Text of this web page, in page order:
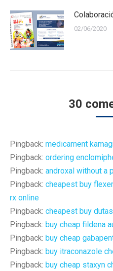
02/06/2020
30
Pingback: medicament
Pingback: ordering
Pingback: androxal without a
Pingback: cheapest buy
rx online
Pingback: cheapest buy
Pingback: buy cheap fildena
Pingback: buy cheap
Pingback: buy itraconazole
Pingback: buy cheap staxyn